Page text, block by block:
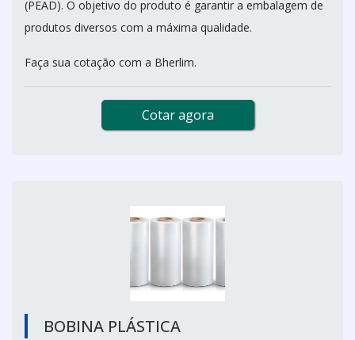
(PEAD). O objetivo do produto é garantir a embalagem de
produtos diversos com a máxima qualidade.
Faça sua cotação com a Bherlim.
Cotar agora
BOBINA PLÁSTICA